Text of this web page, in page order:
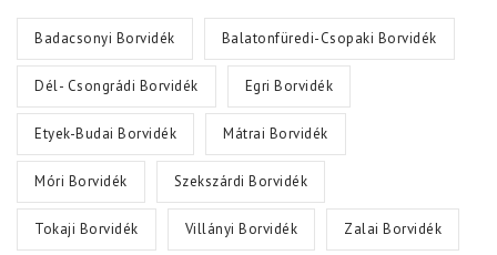
Badacsonyi Borvidék Balatonfüredi-Csopaki Borvidék
Dél- Csongrádi Borvidék Egri Borvidék
Etyek-Budai Borvidék Mátrai Borvidék
Móri Borvidék Szekszárdi Borvidék
Tokaji Borvidék Villányi Borvidék Zalai Borvidék